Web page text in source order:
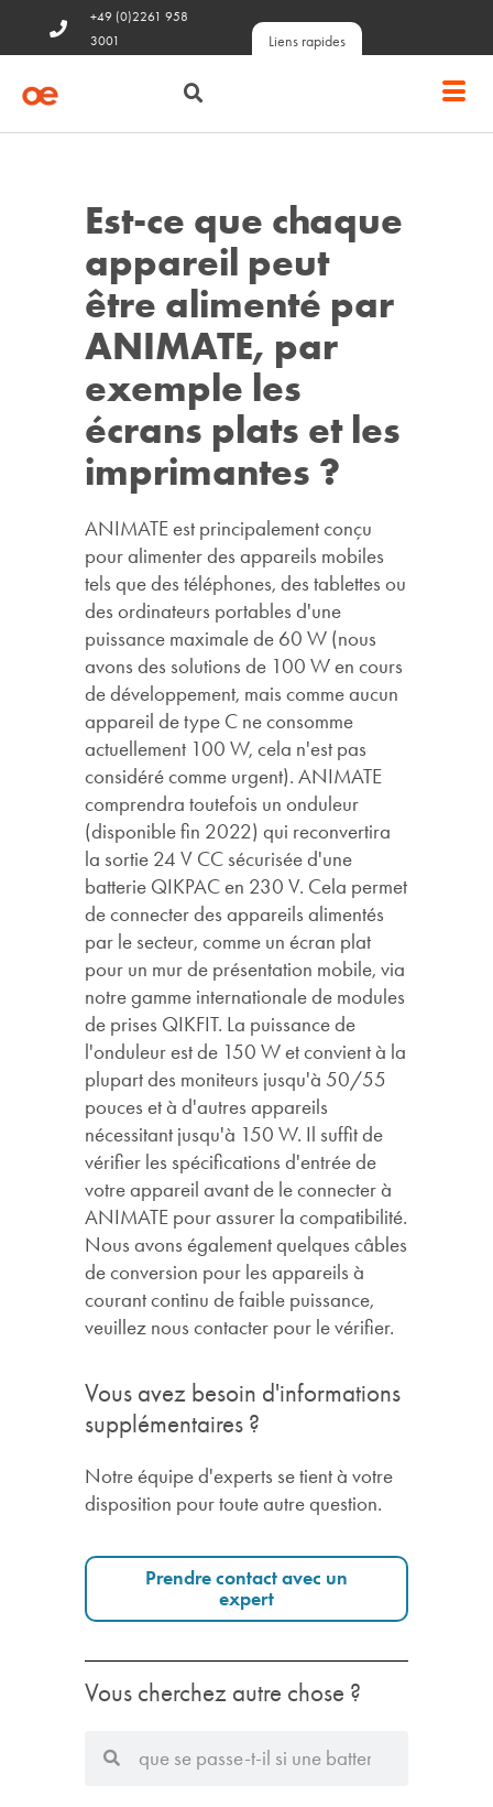
+49 (0)2261 958
3001
Liens rapides
Est-ce que chaque
appareil peut
être alimenté par
ANIMATE, par
exemple les
écrans plats et les
imprimantes ?
ANIMATE est principalement conçu
pour alimenter des appareils mobiles
tels que des téléphones, des tablettes ou
des ordinateurs portables d'une
puissance maximale de 60 W (nous
avons des solutions de 100 W en cours
de développement, mais comme aucun
appareil de type C ne consomme
actuellement 100 W, cela n'est pas
considéré comme urgent). ANIMATE
comprendra toutefois un onduleur
(disponible fin 2022) qui reconvertira
la sortie 24 V CC sécurisée d'une
batterie QIKPAC en 230 V. Cela permet
de connecter des appareils alimentés
par le secteur, comme un écran plat
pour un mur de présentation mobile, via
notre gamme internationale de modules
de prises QIKFIT. La puissance de
l'onduleur est de 150 W et convient à la
plupart des moniteurs jusqu'à 50/55
pouces et à d'autres appareils
nécessitant jusqu'à 150 W. Il suffit de
vérifier les spécifications d'entrée de
votre appareil avant de le connecter à
ANIMATE pour assurer la compatibilité.
Nous avons également quelques câbles
de conversion pour les appareils à
courant continu de faible puissance,
veuillez nous contacter pour le vérifier.
Vous avez besoin d'informations
supplémentaires ?
Notre équipe d'experts se tient à votre
disposition pour toute autre question.
Prendre contact avec un
expert
Vous cherchez autre chose ?